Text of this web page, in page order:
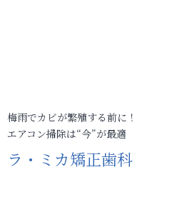
梅雨でカビが繁殖する前に！
エアコン掃除は“今”が最適
ラ・ミカ矯正歯科